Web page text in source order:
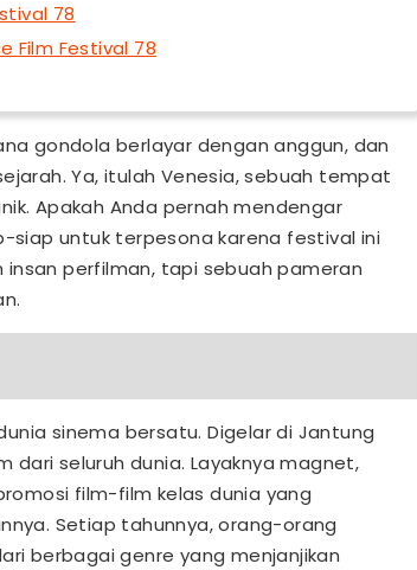
78
Film Festival 78
gondola berlayar dengan anggun, dan
Ya, itulah Venesia, sebuah tempat
Apakah Anda pernah mendengar
siap untuk terpesona karena festival ini
perfilman, tapi sebuah pameran
sinema bersatu. Digelar di Jantung
seluruh dunia. Layaknya magnet,
film-film kelas dunia yang
Setiap tahunnya, orang-orang
berbagai genre yang menjanjikan